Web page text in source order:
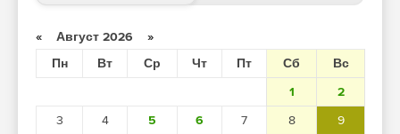
« Август 2026 »
Пн
Вт Ср Чт Пт Сб
Вс
1
2
3
4 5 6 7 8
9